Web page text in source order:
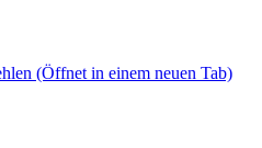
(Öffnet in einem neuen Tab)